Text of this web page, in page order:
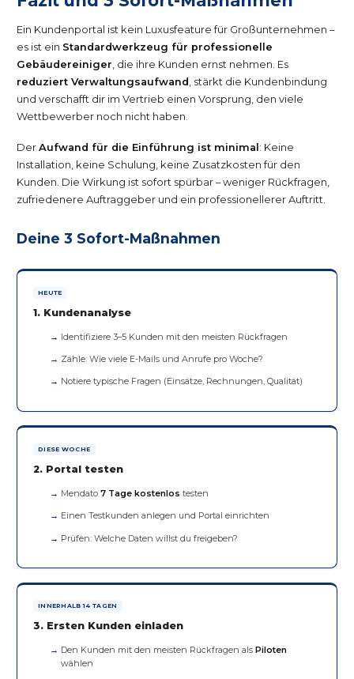
Ein Kundenportal ist kein Luxusfeature für Großunternehmen –
es ist ein Standardwerkzeug für professionelle
Gebäudereiniger , die ihre Kunden ernst nehmen. Es
reduziert Verwaltungsaufwand , stärkt die Kundenbindung
und verschafft dir im Vertrieb einen Vorsprung, den viele
Wettbewerber noch nicht haben.
Der Aufwand für die Einführung ist minimal: Keine
Installation, keine Schulung, keine Zusatzkosten für den
Kunden. Die Wirkung ist sofort spürbar – weniger Rückfragen,
zufriedenere Auftraggeber und ein professionellerer Auftritt.
Deine 3 Sofort-Maßnahmen
HEUTE
1. Kundenanalyse
Identifiziere 3–5 Kunden mit den meisten Rückfragen
Zähle: Wie viele E-Mails und Anrufe pro Woche?
Notiere typische Fragen (Einsätze, Rechnungen, Qualität)
DIESE WOCHE
2. Portal testen
Mendato 7 Tage kostenlos testen
Einen Testkunden anlegen und Portal einrichten
Prüfen: Welche Daten willst du freigeben?
INNERHALB 14 TAGEN
3. Ersten Kunden einladen
Den Kunden mit den meisten Rückfragen als Piloten
wählen